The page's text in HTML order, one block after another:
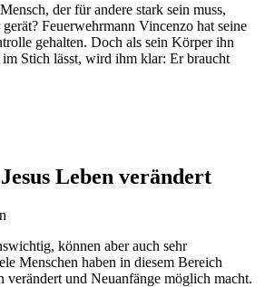
der für andere stark sein muss,
Feuerwehrmann Vincenzo hat seine
gehalten. Doch als sein Körper ihn
Stich lässt, wird ihm klar: Er braucht
Leben verändert
können aber auch sehr
Menschen haben in diesem Bereich
verändert und Neuanfänge möglich macht.